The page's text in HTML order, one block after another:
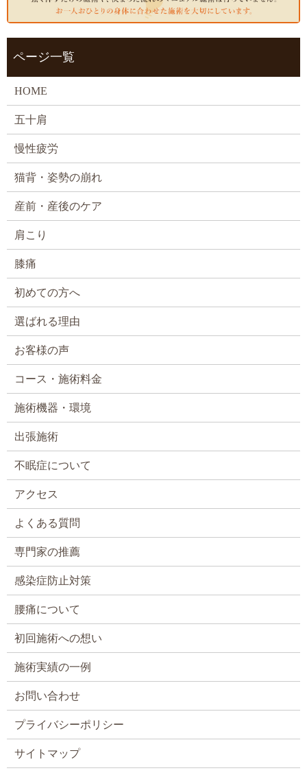
ページ一覧
HOME
五十肩
慢性疲労
猫背・姿勢の崩れ
産前・産後のケア
肩こり
膝痛
初めての方へ
選ばれる理由
お客様の声
コース・施術料金
施術機器・環境
出張施術
不眠症について
アクセス
よくある質問
専門家の推薦
感染症防止対策
腰痛について
初回施術への想い
施術実績の一例
お問い合わせ
プライバシーポリシー
サイトマップ